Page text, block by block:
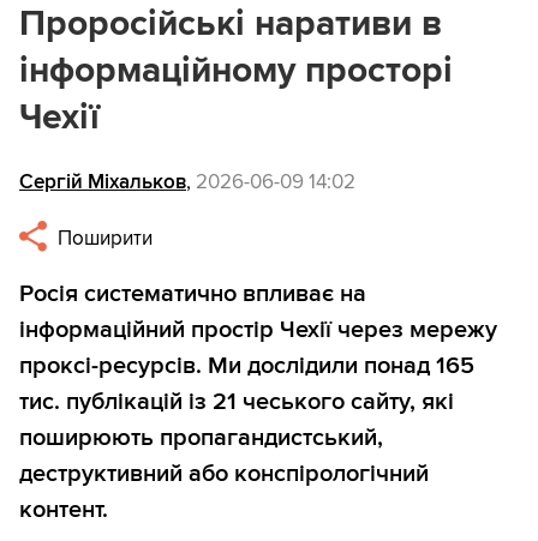
Проросійські наративи в
інформаційному просторі
Чехії
Сергій Міхальков, 2026-06-09 14:02
Поширити
Росія систематично впливає на
інформаційний простір Чехії через мережу
проксі-ресурсів. Ми дослідили понад 165
тис. публікацій із 21 чеського сайту, які
поширюють пропагандистський,
деструктивний або конспірологічний
контент.